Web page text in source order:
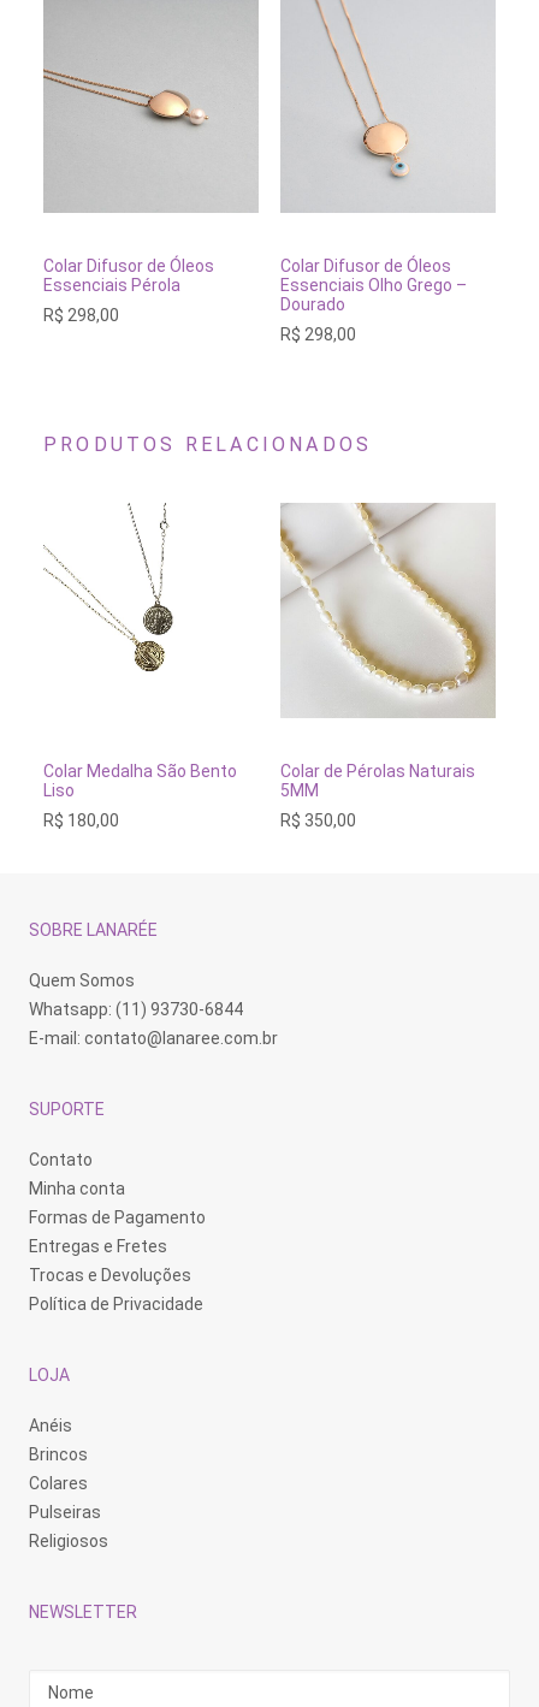
VER OPÇÕES
tem
várias
As
página
do
Colar Difusor de Óleos
Essenciais Pérola
R$ 298,00
VER OPÇÕES
tem
várias
variantes.
opções
página
do
Colar Difusor de Óleos
Essenciais Olho Grego –
Dourado
R$ 298,00
PRODUTOS RELACIONADOS
VER OPÇÕES
tem
várias
As
na
página
produto
Colar Medalha São Bento
Liso
R$ 180,00
ADICIONAR AO
Colar de Pérolas Naturais
5MM
R$ 350,00
SOBRE LANARÉE
Quem Somos
Whatsapp: (11) 93730-6844
E-mail: contato@lanaree.com.br
SUPORTE
Contato
Minha conta
Formas de Pagamento
Entregas e Fretes
Trocas e Devoluções
Política de Privacidade
LOJA
Anéis
Brincos
Colares
Pulseiras
Religiosos
NEWSLETTER